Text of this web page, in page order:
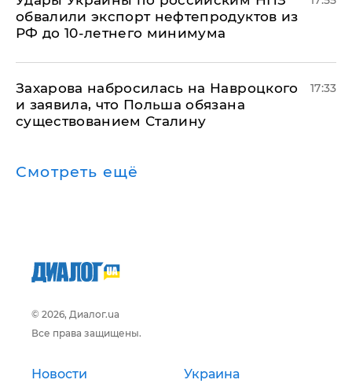
обвалили экспорт нефтепродуктов из
РФ до 10-летнего минимума
​Захарова набросилась на Навроцкого
и заявила, что Польша обязана
существованием Сталину
17:33
Смотреть ещё
© 2026, Диалог.ua
Все права защищены.
Новости Украина